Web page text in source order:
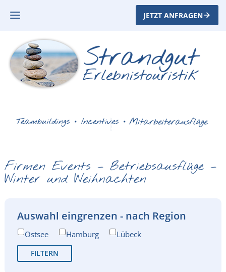
JETZT ANFRAGEN
Firmen Events – Betriebsausflüge –
Winter und Weihnachten
Auswahl eingrenzen - nach Region
Ostsee Hamburg Lübeck